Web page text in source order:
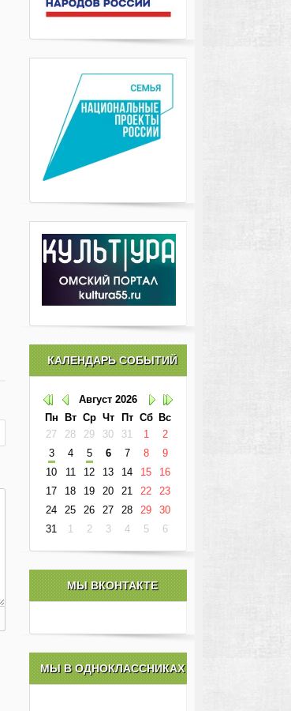
КАЛЕНДАРЬ СОБЫТИЙ
Август 2026
Пн
Вт Ср Чт Пт Сб
Вс
27
28 29 30 31 1
2
3
4 5 6 7 8
9
10
11 12 13 14 15
16
17
18 19 20 21 22
23
24
25 26 27 28 29
30
31
1 2 3 4 5 6
МЫ ВКОНТАКТЕ
МЫ В ОДНОКЛАССНИКАХ